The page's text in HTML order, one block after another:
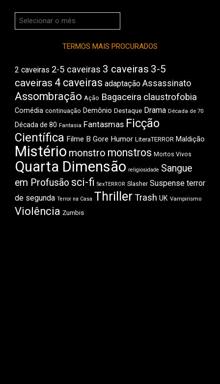
Arquivos
do
TERMOS MAIS PROCURADOS
2 caveiras 2-5 caveiras 3 caveiras 3-5
caveiras 4 caveiras adaptação Assassinato
Assombração Ação Bagaceira claustrofobia
Comédia continuação Demônio Destaque Drama Década de 70
Década de 80 Fantasia Fantasmas Ficção
Científica Filme B Gore Humor LiteraTERROR Maldição
Mistério monstro monstros Mortos Vivos
Quarta Dimensão religiosidade Sangue
em Profusão sci-fi SexTERROR Slasher Suspense terror
de segunda Terror na Casa ThrillerTrash UK Vampirismo
Violência Zumbis